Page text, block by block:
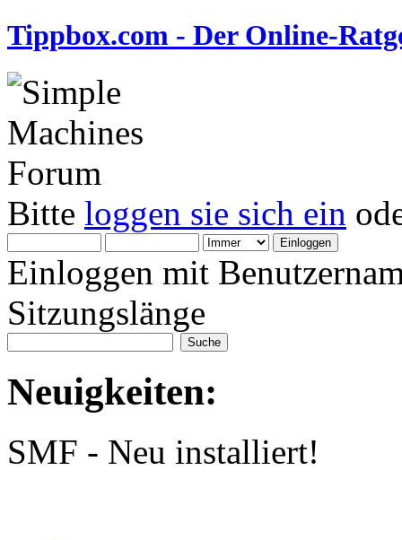
Tippbox.com - Der Online-
Bitte loggen sie sich ein
Einloggen mit
Sitzungslänge
Neuigkeiten:
SMF - Neu installiert!